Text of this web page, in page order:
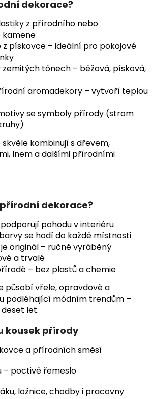
dekorace?
z přírodního nebo
kamene
z pískovce – ideální pro pokojové
zemitých tónech – béžová, písková,
aromadekory – vytvoří teplou
se symboly přírody (strom
kombinují s dřevem,
lnem a dalšími přírodními
dekorace?
podporují pohodu v interiéru
se hodí do každé místnosti
je originál – ručně vyráběný
a trvalé
– bez plastů a chemie
působí vřele, opravdově a
podléhající módním trendům –
let.
kousek přírody
a přírodních směsí
– poctivé řemeslo
ložnice, chodby i pracovny